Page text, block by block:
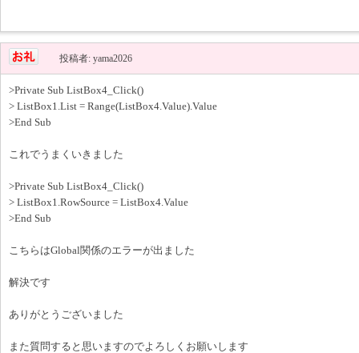
投稿者: yama2026
>Private Sub ListBox4_Click()
> ListBox1.List = Range(ListBox4.Value).Value
>End Sub
これでうまくいきました
>Private Sub ListBox4_Click()
> ListBox1.RowSource = ListBox4.Value
>End Sub
こちらはGlobal関係のエラーが出ました
解決です
ありがとうございました
また質問すると思いますのでよろしくお願いします